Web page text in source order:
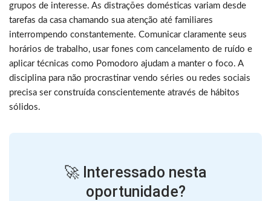
grupos de interesse. As distrações domésticas variam desde
tarefas da casa chamando sua atenção até familiares
interrompendo constantemente. Comunicar claramente seus
horários de trabalho, usar fones com cancelamento de ruído e
aplicar técnicas como Pomodoro ajudam a manter o foco. A
disciplina para não procrastinar vendo séries ou redes sociais
precisa ser construída conscientemente através de hábitos
sólidos.
🚀 Interessado nesta
oportunidade?